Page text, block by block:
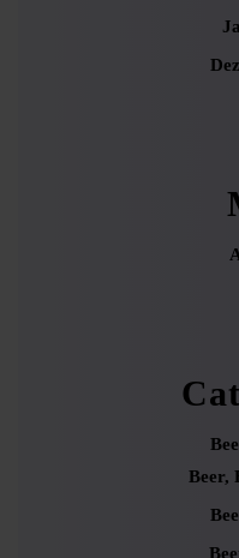
Beer,